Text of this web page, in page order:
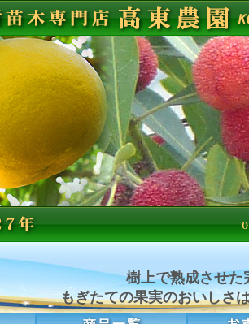
樹上で熟成させた
もぎたての果実のおいしさ